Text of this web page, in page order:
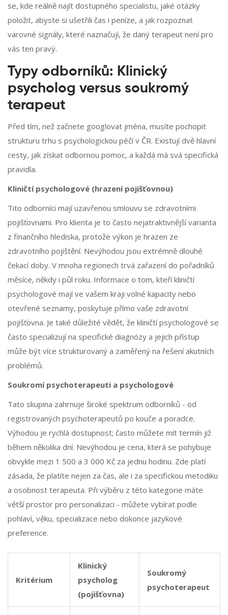
se, kde reálně najít dostupného specialistu, jaké otázky
položit, abyste si ušetřili čas i peníze, a jak rozpoznat
varovné signály, které naznačují, že daný terapeut není pro
vás ten pravý.
Typy odborníků: Klinický
psycholog versus soukromý
terapeut
Před tím, než začnete googlovat jména, musíte pochopit
strukturu trhu s psychologickou péčí v ČR. Existují dvě hlavní
cesty, jak získat odbornou pomoc, a každá má svá specifická
pravidla.
Kliničtí psychologové (hrazení pojišťovnou)
Tito odborníci mají uzavřenou smlouvu se zdravotními
pojišťovnami. Pro klienta je to často nejatraktivnější varianta
z finančního hlediska, protože výkon je hrazen ze
zdravotního pojištění. Nevýhodou jsou extrémně dlouhé
čekací doby. V mnoha regionech trvá zařazení do pořadníků
měsíce, někdy i půl roku. Informace o tom, kteří kliničtí
psychologové mají ve vašem kraji volné kapacity nebo
otevřené seznamy, poskytuje přímo vaše zdravotní
pojišťovna. Je také důležité vědět, že kliničtí psychologové se
často specializují na specifické diagnózy a jejich přístup
může být více strukturovaný a zaměřený na řešení akutních
problémů.
Soukromí psychoterapeuti a psychologové
Tato skupina zahrnuje široké spektrum odborníků - od
registrovaných psychoterapeutů po kouče a poradce.
Výhodou je rychlá dostupnost; často můžete mít termín již
během několika dní. Nevýhodou je cena, která se pohybuje
obvykle mezi 1 500 a 3 000 Kč za jednu hodinu. Zde platí
zásada, že platíte nejen za čas, ale i za specifickou metodiku
a osobnost terapeuta. Při výběru z této kategorie máte
větší prostor pro personalizaci - můžete vybírat podle
pohlaví, věku, specializace nebo dokonce jazykové
preference.
Kritérium
Klinický
psycholog
(pojišťovna)
Soukromý
psychoterapeut